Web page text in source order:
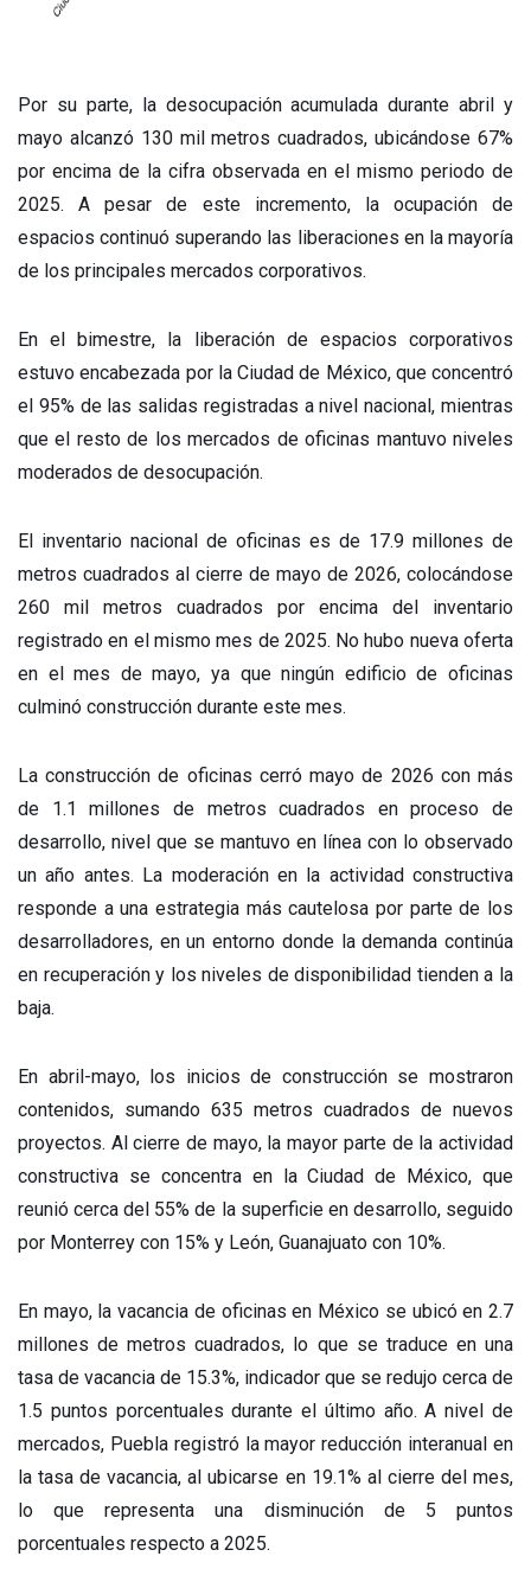
Por su parte, la desocupación acumulada durante abril y
mayo alcanzó 130 mil metros cuadrados, ubicándose 67%
por encima de la cifra observada en el mismo periodo de
2025. A pesar de este incremento, la ocupación de
espacios continuó superando las liberaciones en la mayoría
de los principales mercados corporativos.
En el bimestre, la liberación de espacios corporativos
estuvo encabezada por la Ciudad de México, que concentró
el 95% de las salidas registradas a nivel nacional, mientras
que el resto de los mercados de oficinas mantuvo niveles
moderados de desocupación.
El inventario nacional de oficinas es de 17.9 millones de
metros cuadrados al cierre de mayo de 2026, colocándose
260 mil metros cuadrados por encima del inventario
registrado en el mismo mes de 2025. No hubo nueva oferta
en el mes de mayo, ya que ningún edificio de oficinas
culminó construcción durante este mes.
La construcción de oficinas cerró mayo de 2026 con más
de 1.1 millones de metros cuadrados en proceso de
desarrollo, nivel que se mantuvo en línea con lo observado
un año antes. La moderación en la actividad constructiva
responde a una estrategia más cautelosa por parte de los
desarrolladores, en un entorno donde la demanda continúa
en recuperación y los niveles de disponibilidad tienden a la
baja.
En abril-mayo, los inicios de construcción se mostraron
contenidos, sumando 635 metros cuadrados de nuevos
proyectos. Al cierre de mayo, la mayor parte de la actividad
constructiva se concentra en la Ciudad de México, que
reunió cerca del 55% de la superficie en desarrollo, seguido
por Monterrey con 15% y León, Guanajuato con 10%.
En mayo, la vacancia de oficinas en México se ubicó en 2.7
millones de metros cuadrados, lo que se traduce en una
tasa de vacancia de 15.3%, indicador que se redujo cerca de
1.5 puntos porcentuales durante el último año. A nivel de
mercados, Puebla registró la mayor reducción interanual en
la tasa de vacancia, al ubicarse en 19.1% al cierre del mes,
lo que representa una disminución de 5 puntos
porcentuales respecto a 2025.